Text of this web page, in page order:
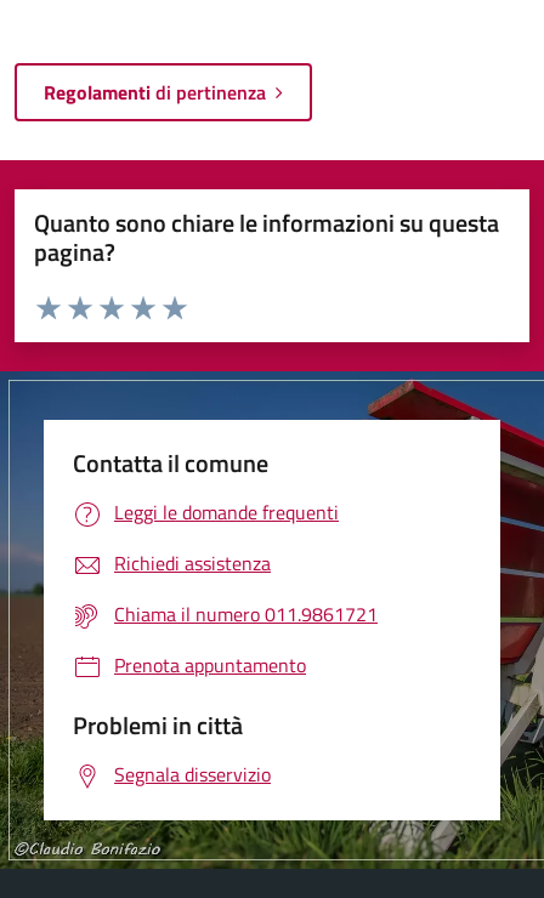
Regolamentidi pertinenza
Quanto sono chiare le informazioni su questa
pagina?
Valuta da 1 a 5 stelle la pagina
Valuta 5 stelle su 5
Valuta 4 stelle su 5
Valuta 3 stelle su 5
Valuta 2 stelle su 5
Valuta 1 stelle su 5
Contatta il comune
Leggi le domande frequenti
Richiedi assistenza
Chiama il numero 011.9861721
Prenota appuntamento
Problemi in città
Segnala disservizio